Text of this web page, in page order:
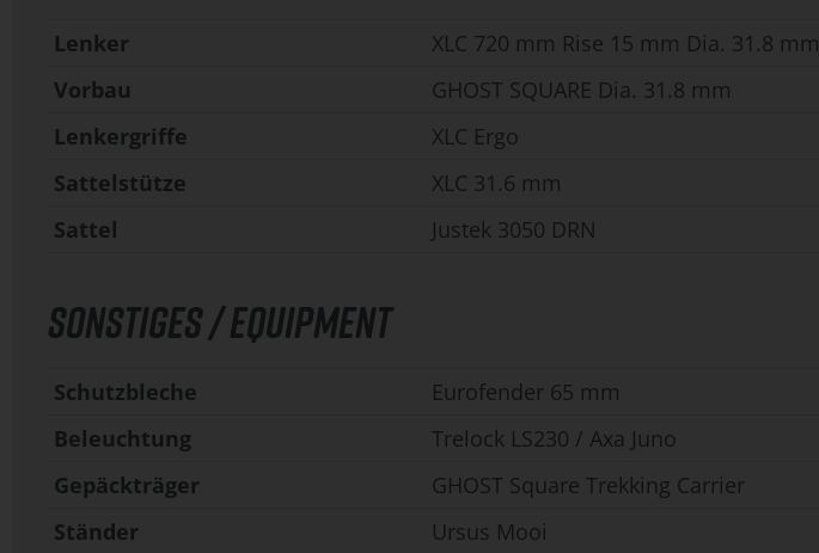
Lenker
XLC 720 mm Rise 15 mm Dia. 31.8 mm
Vorbau
GHOST SQUARE Dia. 31.8 mm
Lenkergriffe
XLC Ergo
Sattelstütze
XLC 31.6 mm
Sattel
Justek 3050 DRN
SONSTIGES / EQUIPMENT
Schutzbleche
Eurofender 65 mm
Beleuchtung
Trelock LS230 / Axa Juno
Gepäckträger
GHOST Square Trekking Carrier
Ständer
Ursus Mooi